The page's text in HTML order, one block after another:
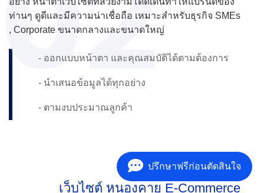
ท่านๆ ดูดีและมีความน่าเชื่อถือ เหมาะสำหรับธุรกิจ SMEs
, Corporate ขนาดกลางและขนาดใหญ่
- ออกแบบหน้าตา และคุณสมบัติได้ตามต้องการ
- นำเสนอข้อมูลได้ทุกอย่าง
- ตามงบประมาณลูกค้า
เว็บไซต์ หนองคาย E-Commerce
ปรึกษาฟรีก่อนตัดสินใจ